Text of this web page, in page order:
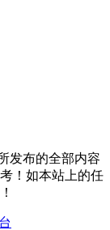
发布的全部内容
！如本站上的任